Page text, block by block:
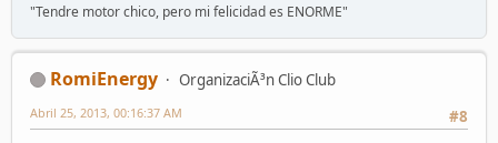
"Tendre motor chico, pero mi felicidad es ENORME"
RomiEnergy
OrganizaciÃ³n Clio Club
#8
Abril 25, 2013, 00:16:37 AM